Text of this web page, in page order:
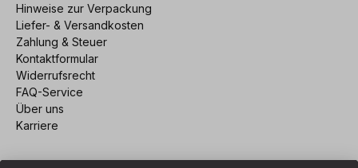
Hinweise zur Verpackung
Liefer- & Versandkosten
Zahlung & Steuer
Kontaktformular
Widerrufsrecht
FAQ-Service
Über uns
Karriere